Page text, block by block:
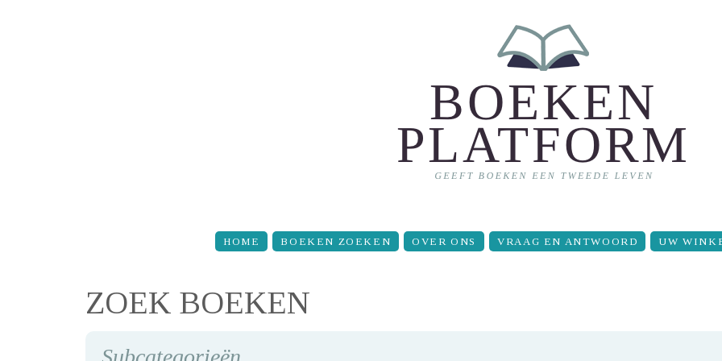
HOME BOEKEN ZOEKEN OVER ONS VRAAG EN ANTWOORD UW
ZOEK BOEKEN